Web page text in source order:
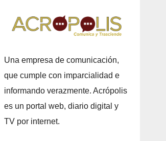
Una empresa de comunicación,
que cumple con imparcialidad e
informando verazmente. Acrópolis
es un portal web, diario digital y
TV por internet.